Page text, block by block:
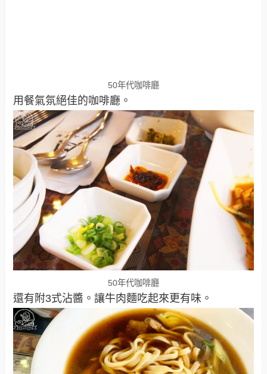
50年代咖啡廳
用餐氣氛絕佳的咖啡廳。
50年代咖啡廳
還有附3式沾醬。讓牛肉麵吃起來更有味。